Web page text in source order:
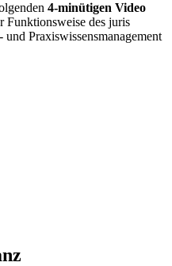
4-minütigen Video
Funktionsweise des juris
Praxiswissensmanagement